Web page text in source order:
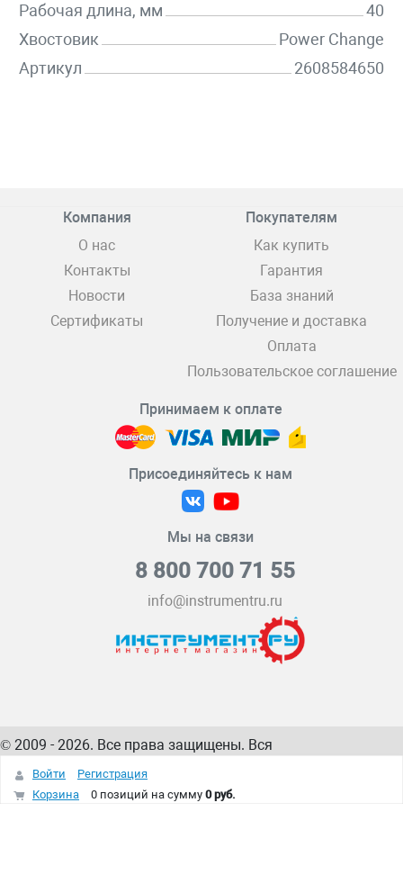
Рабочая длина, мм
40
Хвостовик
Power Change
Артикул
2608584650
Компания
О нас
Контакты
Новости
Сертификаты
Покупателям
Как купить
Гарантия
База знаний
Получение и доставка
Оплата
Пользовательское соглашение
Принимаем к оплате
Присоединяйтесь к нам
Мы на связи
8 800 700 71 55
info@instrumentru.ru
© 2009 - 2026. Все права защищены. Вся
информация на сайте – собственность
интернет-магазина
Войти
Регистрация
Корзина
0 позиций на сумму 0 руб.